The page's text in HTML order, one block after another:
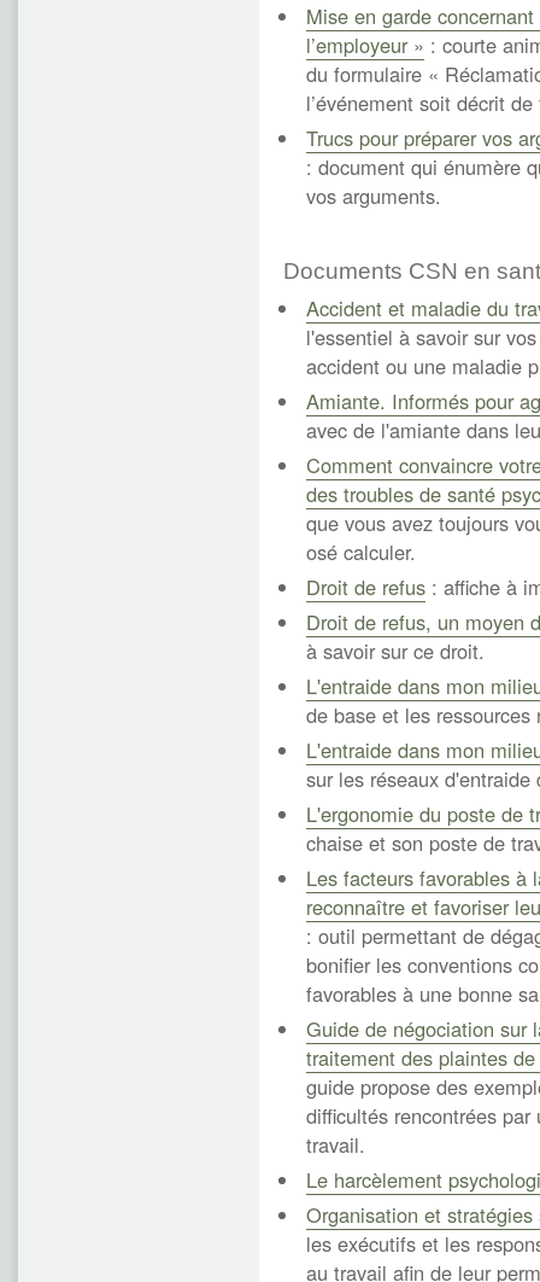
Mise en garde
l’employeur » : courte
du formulaire «
l’événement soit décrit
Trucs pour préparer vos
: document qui énumère
vos arguments.
Documents CSN en
Accident et maladie du
l'essentiel à savoir sur
accident ou une maladie
Amiante. Informés pour
avec de l'amiante dans
Comment convaincre
des troubles de santé
que vous avez toujours
osé calculer.
Droit de refus : affiche à
Droit de refus, un moyen
à savoir sur ce droit.
L'entraide dans mon
de base et les ressources
L'entraide dans mon
sur les réseaux
L'ergonomie du poste de
chaise et son poste de
Les facteurs favorables à
reconnaître et favoriser
: outil permettant de
bonifier les conventions
favorables à une bonne
Guide de négociation sur
traitement des plaintes
guide propose des
difficultés rencontrées
travail.
Le harcèlement
Organisation et
les exécutifs et les
au travail afin de leur